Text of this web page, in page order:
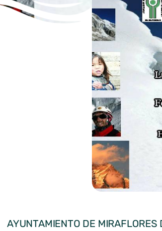
AYUNTAMIENTO DE MIRAFLORES